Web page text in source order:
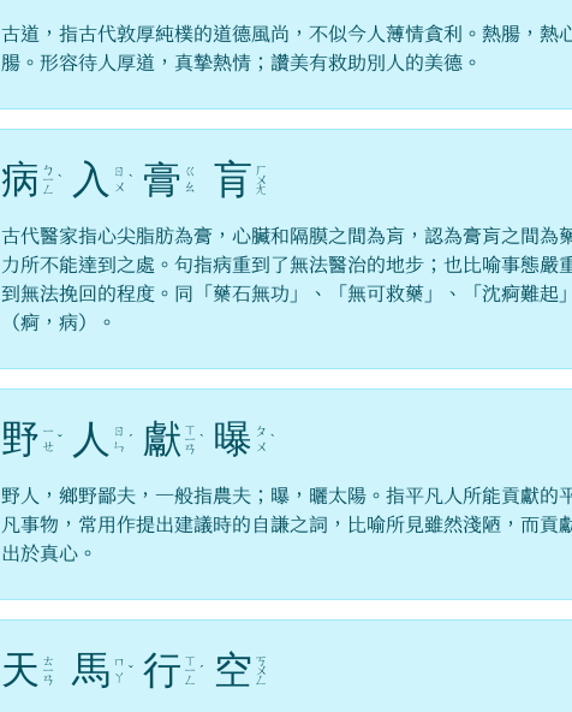
古道，指古代敦厚純樸的道德風尚，不似今人薄情貪利。熱腸，熱
腸。形容待人厚道，真摯熱情；讚美有救助別人的美德。
病 ㄅ
ㄧ
ㄥ
ˋ 入
ㄖ
ㄨ ˋ 膏 ㄍ
ㄠ
肓 ㄏ
ㄨ
ㄤ
古代醫家指心尖脂肪為膏，心臟和隔膜之間為肓，認為膏肓之間為
力所不能達到之處。句指病重到了無法醫治的地步；也比喻事態嚴
到無法挽回的程度。同「藥石無功」、「無可救藥」、「沈痾難起
（痾，病）。
野 ㄧ
ㄝ ˇ 人
ㄖ
ㄣ ˊ 獻 ㄒ
ㄧ
ㄢ
ˋ 曝 ㄆ
ㄨ ˋ
野人，鄉野鄙夫，一般指農夫；曝，曬太陽。指平凡人所能貢獻的
凡事物，常用作提出建議時的自謙之詞，比喻所見雖然淺陋，而貢
出於真心。
天 ㄊ
ㄧ
ㄢ 馬 ㄇ
ㄚ ˇ 行 ㄒ
ㄧ
ㄥ
ˊ 空 ㄎ
ㄨ
ㄥ